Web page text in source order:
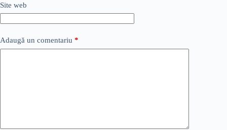
Site web
Adaugă un comentariu *